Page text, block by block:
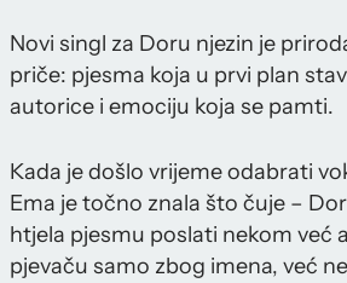
Novi singl za Doru njezin je
priče: pjesma koja u prvi plan
autorice i emociju koja se pamti.
Kada je došlo vrijeme odabrati
Ema je točno znala što čuje –
htjela pjesmu poslati nekom već
pjevaču samo zbog imena, već